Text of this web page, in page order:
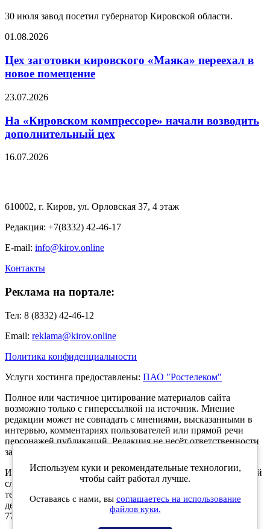
30 июля завод посетил губернатор Кировской области.
01.08.2026
Цех заготовки кировского «Маяка» переехал в
новое помещение
23.07.2026
На «Кировском компрессоре» начали возводить
дополнительный цех
16.07.2026
610002, г. Киров, ул. Орловская 37, 4 этаж
Редакция: +7(8332) 42-46-17
E-mail: info@kirov.online
Контакты
Реклама на портале:
Тел: 8 (8332) 42-46-12
Email: reklama@kirov.online
Политика конфиденциальности
Услуги хостинга предоставлены: ПАО "Ростелеком"
Полное или частичное цитирование материалов сайта
возможно только с гиперссылкой на источник. Мнение
редакции может не совпадать с мнениями, высказанными в
интервью, комментариях пользователей или прямой речи
персонажей публикаций. Редакция не несёт ответственности
за текст комментариев читателей.
Интернет-портал Kirov.online зарегистрирован в Федеральной
службе по надзору в сфере связи, информационных
технологий и массовых коммуникаций (Роскомнадзор) 5
декабря 2019 года. Регистрационный номер ЭЛ № ФС 77 -
77189.
Используем куки и рекомендательные технологии,
чтобы сайт работал лучше.
Оставаясь с нами, вы соглашаетесь на использование
файлов куки.